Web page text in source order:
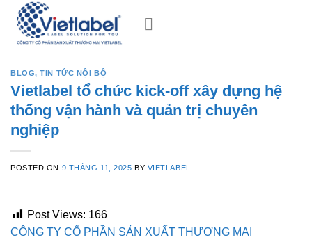
Skip
content
BLOG,TIN TỨC NỘI BỘ
Vietlabel tổ chức kick-off xây dựng hệ
thống vận hành và quản trị chuyên
nghiệp
POSTED ON 9 THÁNG 11, 2025 BY VIETLABEL
Post Views: 166
CÔNG TY CỔ PHẦN SẢN XUẤT THƯƠNG MẠI